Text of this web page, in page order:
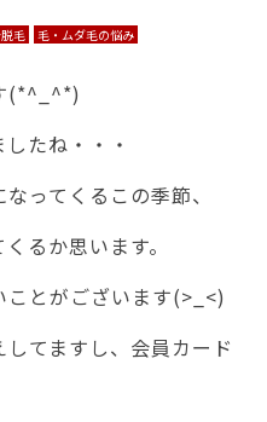
毛 毛・ムダ毛の悩み
(*^_^*)
たね・・・
ってくるこの季節、
るか思います。
とがございます(>_<)
てますし、会員カード